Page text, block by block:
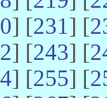
] [231] [
] [243] [
] [255] [